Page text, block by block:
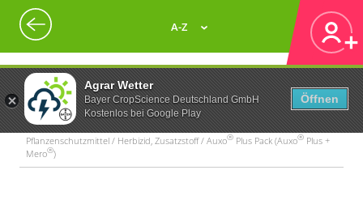
Agrar Wetter
Bayer CropScience Deutschland GmbH
Kostenlos bei Google Play
Öffnen
A-Z
Pflanzenschutzmittel / Herbizid, Zusatzstoff / Auxo® Plus Pack (Auxo® Plus +
Mero®)